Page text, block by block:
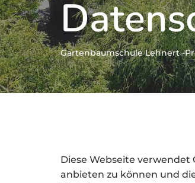
Gartenbaumschule Lehnert -
Diese Webseite verwendet
anbieten zu können und